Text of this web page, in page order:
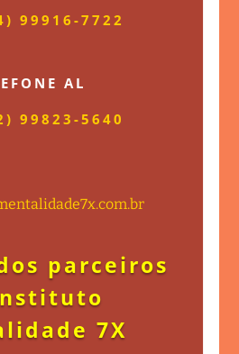
99916-7722
AL
99823-5640
r
parceiros
7X